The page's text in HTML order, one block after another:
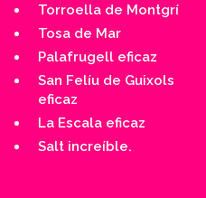
Torroella de Montgrí
Tosa de Mar
Palafrugell eficaz
San Felíu de Guixols
eficaz
La Escala eficaz
Salt increíble.